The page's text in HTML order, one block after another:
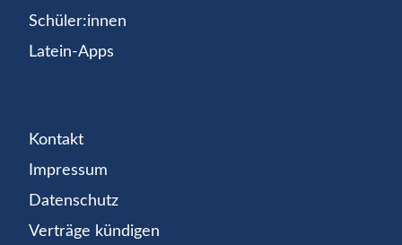
Schüler:innen
Latein-Apps
Kontakt
Impressum
Datenschutz
Verträge kündigen